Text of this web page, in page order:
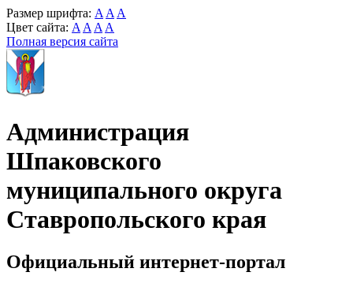
Размер шрифта: A A A
Цвет сайта: A A A A
Полная версия сайта
Администрация
Шпаковского
муниципального округа
Ставропольского края
Официальный интернет-портал